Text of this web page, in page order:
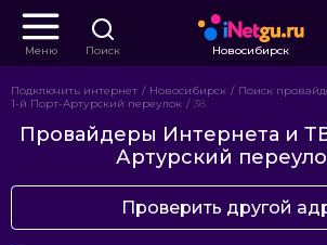
Меню Поиск Новосибирск
Подключить интернет Новосибирск
Поиск
1-й Порт-Артурский переулок
38
Провайдеры Интернета и
Артурский
Проверить другой